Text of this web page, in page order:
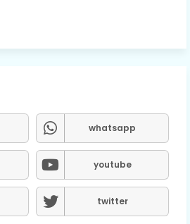
whatsapp
youtube
twitter